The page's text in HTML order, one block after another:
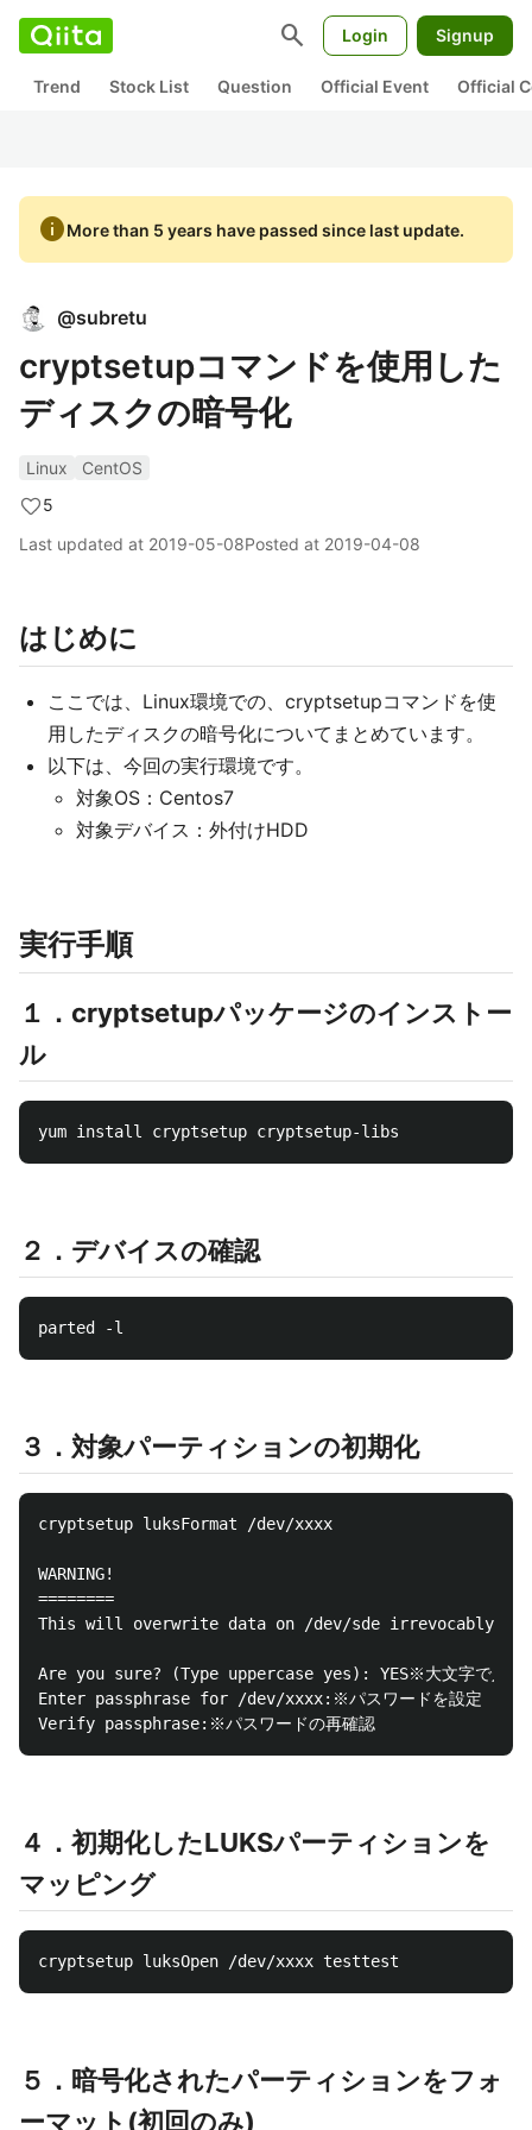
search Login Signup
Trend Stock List Question Official Event Official
infoMore than 5 years have passed since last update.
@subretu
cryptsetupコマンドを使用した
ディスクの暗号化
Linux
CentOS
5
Last updated at 2019-05-08Posted at 2019-04-08
はじめに
ここでは、Linux環境での、cryptsetupコマンドを使
用したディスクの暗号化についてまとめています。
以下は、今回の実行環境です。
対象OS：Centos7
対象デバイス：外付けHDD
実行手順
１．cryptsetupパッケージのインストー
ル
２．デバイスの確認
３．対象パーティションの初期化
cryptsetup luksFormat /dev/xxxx
WARNING!
========
This will overwrite data on /dev/sde irrevocably.
Are you sure? (Type uppercase yes): YES※大文字で入力
Enter passphrase for /dev/xxxx:※パスワードを設定
４．初期化したLUKSパーティションを
マッピング
５．暗号化されたパーティションをフォ
ーマット(初回のみ)